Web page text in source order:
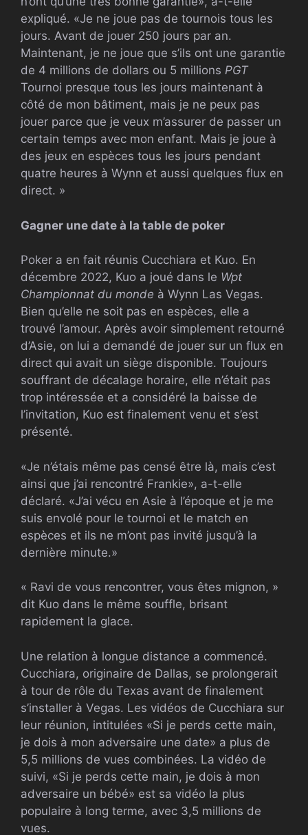
expliqué. «Je ne joue pas de tournois tous les
jours. Avant de jouer 250 jours par an.
Maintenant, je ne joue que s’ils ont une garantie
de 4 millions de dollars ou 5 millions PGT
Tournoi presque tous les jours maintenant à
côté de mon bâtiment, mais je ne peux pas
jouer parce que je veux m’assurer de passer un
certain temps avec mon enfant. Mais je joue à
des jeux en espèces tous les jours pendant
quatre heures à Wynn et aussi quelques flux en
direct. »
Gagner une date à la table de poker
Poker a en fait réunis Cucchiara et Kuo. En
décembre 2022, Kuo a joué dans le Wpt
Championnat du monde à Wynn Las Vegas.
Bien qu’elle ne soit pas en espèces, elle a
trouvé l’amour. Après avoir simplement retourné
d’Asie, on lui a demandé de jouer sur un flux en
direct qui avait un siège disponible. Toujours
souffrant de décalage horaire, elle n’était pas
trop intéressée et a considéré la baisse de
l’invitation, Kuo est finalement venu et s’est
présenté.
«Je n’étais même pas censé être là, mais c’est
ainsi que j’ai rencontré Frankie», a-t-elle
déclaré. «J’ai vécu en Asie à l’époque et je me
suis envolé pour le tournoi et le match en
espèces et ils ne m’ont pas invité jusqu’à la
dernière minute.»
« Ravi de vous rencontrer, vous êtes mignon, »
dit Kuo dans le même souffle, brisant
rapidement la glace.
Une relation à longue distance a commencé.
Cucchiara, originaire de Dallas, se prolongerait
à tour de rôle du Texas avant de finalement
s’installer à Vegas. Les vidéos de Cucchiara sur
leur réunion, intitulées «Si je perds cette main,
je dois à mon adversaire une date» a plus de
5,5 millions de vues combinées. La vidéo de
suivi, «Si je perds cette main, je dois à mon
adversaire un bébé» est sa vidéo la plus
populaire à long terme, avec 3,5 millions de
vues.